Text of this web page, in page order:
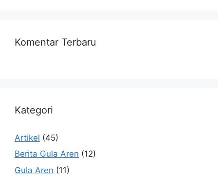
Komentar Terbaru
Kategori
Artikel (45)
Berita Gula Aren (12)
Gula Aren (11)